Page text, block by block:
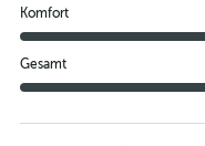
Komfort
Gesamt